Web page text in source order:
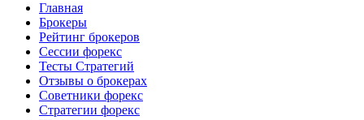
Главная
Брокеры
Рейтинг брокеров
Сессии форекс
Тесты Стратегий
Отзывы о брокерах
Советники форекс
Стратегии форекс